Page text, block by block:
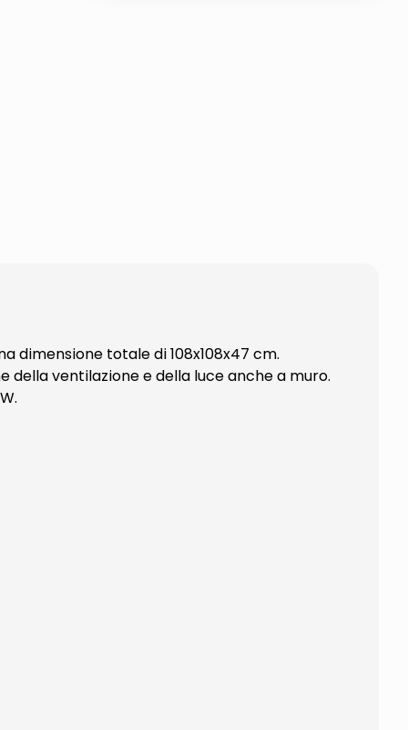
totale di 108x108x47 cm.
ventilazione e della luce anche a muro.